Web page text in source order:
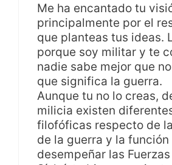
Me ha encantado tu
principalmente por el
que planteas tus ideas.
porque soy militar y te
nadie sabe mejor que
que significa la guerra.
Aunque tu no lo creas,
milicia existen
filofóficas respecto de
de la guerra y la
desempeñar las